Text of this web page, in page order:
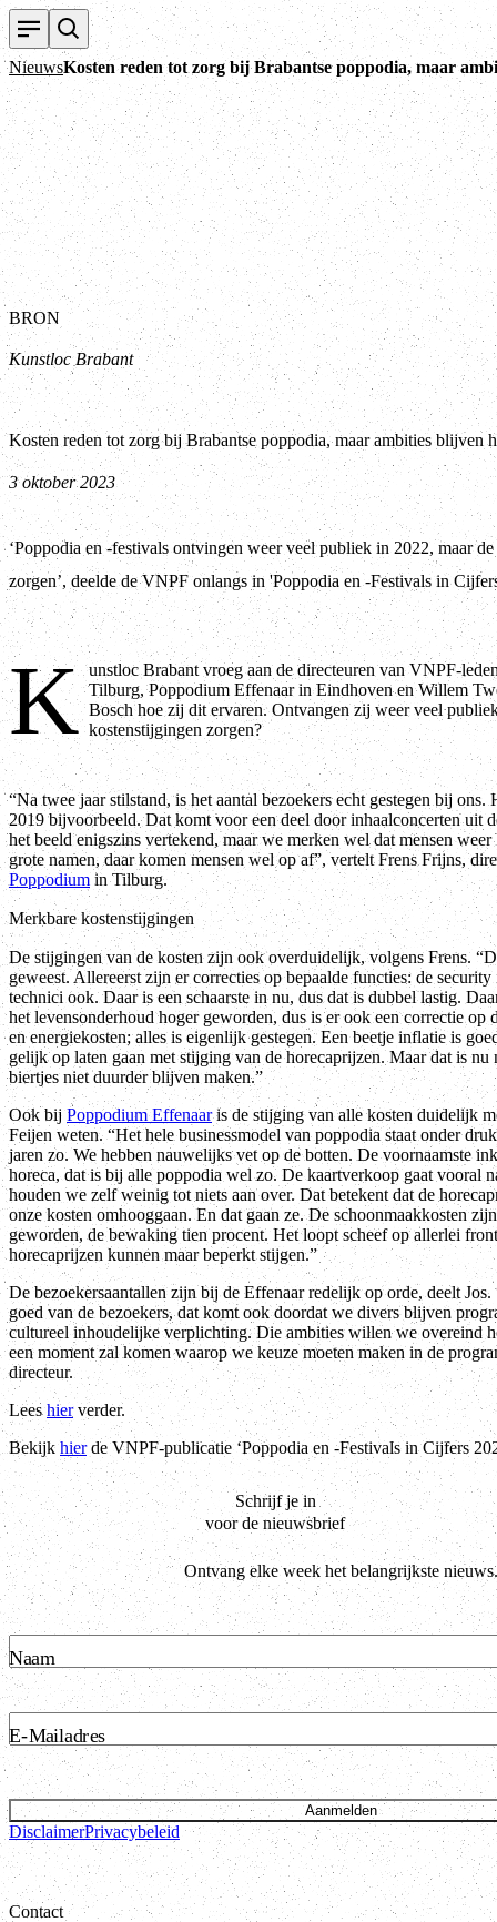
NieuwsKosten reden tot zorg bij Brabantse poppodia, maar
BRON
Kunstloc Brabant
Kosten reden tot zorg bij Brabantse poppodia, maar ambities blijven
3 oktober 2023
‘Poppodia en -festivals ontvingen weer veel publiek in 2022, maar
zorgen’, deelde de VNPF onlangs in 'Poppodia en -Festivals in
K unstloc Brabant vroeg aan de directeuren van VNPF-
Tilburg, Poppodium Effenaar in Eindhoven en Willem
Bosch hoe zij dit ervaren. Ontvangen zij weer veel
kostenstijgingen zorgen?
“Na twee jaar stilstand, is het aantal bezoekers echt gestegen bij
2019 bijvoorbeeld. Dat komt voor een deel door inhaalconcerten uit
het beeld enigszins vertekend, maar we merken wel dat mensen
grote namen, daar komen mensen wel op af”, vertelt Frens Frijns,
Poppodium in Tilburg.
Merkbare kostenstijgingen
De stijgingen van de kosten zijn ook overduidelijk, volgens Frens.
geweest. Allereerst zijn er correcties op bepaalde functies: de
technici ook. Daar is een schaarste in nu, dus dat is dubbel lastig.
het levensonderhoud hoger geworden, dus is er ook een correctie op
en energiekosten; alles is eigenlijk gestegen. Een beetje inflatie is
gelijk op laten gaan met stijging van de horecaprijzen. Maar dat is nu
biertjes niet duurder blijven maken.”
Ook bij Poppodium Effenaaris de stijging van alle kosten duidelijk
Feijen weten. “Het hele businessmodel van poppodia staat onder
jaren zo. We hebben nauwelijks vet op de botten. De voornaamste
horeca, dat is bij alle poppodia wel zo. De kaartverkoop gaat vooral
houden we zelf weinig tot niets aan over. Dat betekent dat de
onze kosten omhooggaan. En dat gaan ze. De schoonmaakkosten
geworden, de bewaking tien procent. Het loopt scheef op allerlei
horecaprijzen kunnen maar beperkt stijgen.”
De bezoekersaantallen zijn bij de Effenaar redelijk op orde, deelt
goed van de bezoekers, dat komt ook doordat we divers blijven
cultureel inhoudelijke verplichting. Die ambities willen we overeind
een moment zal komen waarop we keuze moeten maken in de
directeur.
Leeshierverder.
Bekijk hierde VNPF-publicatie ‘Poppodia en -Festivals in Cijfers
Schrijf je in
voor de nieuwsbrief
Ontvang elke week het belangrijkste nieuws.
Naam
E-Mailadres
Aanmelden
DisclaimerPrivacybeleid
Contact